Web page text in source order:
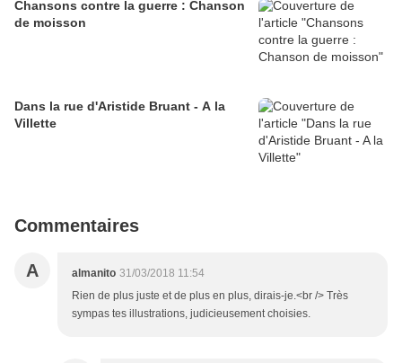
Chansons contre la guerre : Chanson
de moisson
Dans la rue d'Aristide Bruant - A la
Villette
Commentaires
A almanito 31/03/2018 11:54
Rien de plus juste et de plus en plus, dirais-je.<br /> Très
sympas tes illustrations, judicieusement choisies.